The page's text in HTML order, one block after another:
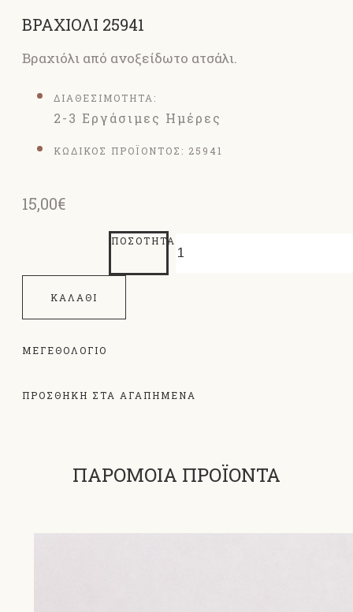
ΒΡΑΧΙΟΛΙ 25941
Βραχιόλι από ανοξείδωτο ατσάλι.
ΔΙΑΘΕΣΙΜΟΤΗΤΑ:
2-3 Εργάσιμες Ημέρες
ΚΩΔΙΚΟΣ ΠΡΟΪΟΝΤΟΣ: 25941
15,00€
ΠΟΣΌΤΗΤΑ
ΚΑΛΆΘΙ
ΜΕΓΕΘΟΛΌΓΙΟ
ΠΡΟΣΘΗΚΗ ΣΤΑ ΑΓΑΠΗΜΕΝΑ
ΠΑΡΟΜΟΙΑ ΠΡΟΪΟΝΤΑ